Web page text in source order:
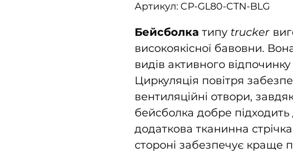
Артикул: CP-GL80-CTN-BLG
Бейсболка типу trucker
високоякісної бавовни.
видів активного
Циркуляція повітря
вентиляційні отвори,
бейсболка добре підходить
додаткова тканинна
стороні забезпечує краще